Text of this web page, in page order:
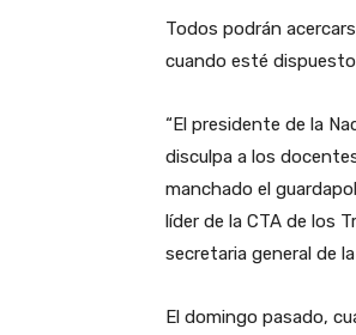
Todos podrán
cuando esté
“El presidente de la
disculpa a los
manchado el
líder de la CTA de los
secretaria general de
El domingo pasado,